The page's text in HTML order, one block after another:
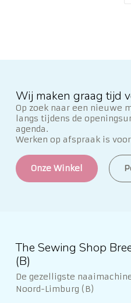
Wij maken graag tijd
Op zoek naar een nieuwe
langs tijdens de
agenda.
Werken op afspraak is
Onze Winkel
The Sewing Shop
(B)
De gezelligste
Noord-Limburg (B)